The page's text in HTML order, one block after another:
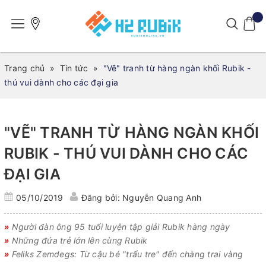
Trang chủ » Tin tức »
"Vẽ" tranh từ hàng ngàn khối Rubik -
thú vui dành cho các đại gia
"VẼ" TRANH TỪ HÀNG NGÀN KHỐI
RUBIK - THÚ VUI DÀNH CHO CÁC
ĐẠI GIA
05/10/2019 Đăng bởi: Nguyễn Quang Anh
» Người đàn ông 95 tuổi luyện tập giải Rubik hàng ngày
» Những đứa trẻ lớn lên cùng Rubik
» Feliks Zemdegs: Từ cậu bé "trẩu tre" đến chàng trai vàng